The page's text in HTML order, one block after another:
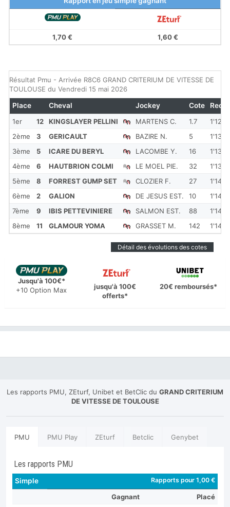
1,70 € 1,60 €
Résultat Pmu - Arrivée R8C6 GRAND CRITERIUM DE VITESSE DE
TOULOUSE du Vendredi 15 mai 2026
1er 12 KINGSLAYER PELLINI MARTENS C. 1.7
2ème
3 GERICAULT BAZIRE N. 5
3ème
5 ICARE DU BERYL LACOMBE Y. 16
4ème
6 HAUTBRION COLMI LE MOEL PIE. 32
5ème
8 FORREST GUMP SET CLOZIER F. 27
6ème
2 GALION DE JESUS EST. 10
7ème
9 IBIS PETTEVINIERE SALMON EST. 88
8ème
11 GLAMOUR YOMA GRASSET M. 142
Place Cheval Jockey Cote
Détail des évolutions des cotes
Jusqu'à 100€*
+10 Option Max
jusqu'à 100€
offerts*
20€ remboursés*
Les rapports PMU, ZEturf, Unibet et BetClic du GRAND CRITERIUM
DE VITESSE DE TOULOUSE
PMU PMU Play ZEturf Betclic Genybet
Les rapports PMU
Simple Rapports pour 1,00 €
Gagnant
Placé